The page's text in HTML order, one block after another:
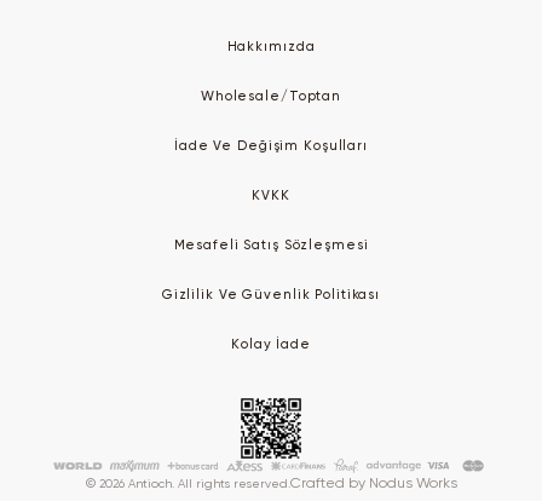
Hakkımızda
Wholesale/Toptan
İade Ve Değişim Koşulları
KVKK
Mesafeli Satış Sözleşmesi
Gizlilik Ve Güvenlik Politikası
Kolay İade
© 2026 Antioch. All rights reserved. Crafted by Nodus Works